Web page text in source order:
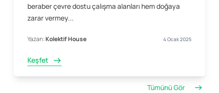
beraber çevre dostu çalışma alanları hem doğaya
zarar vermey...
Yazan:Kolektif House 4 Ocak 2025
Keşfet
Tümünü Gör